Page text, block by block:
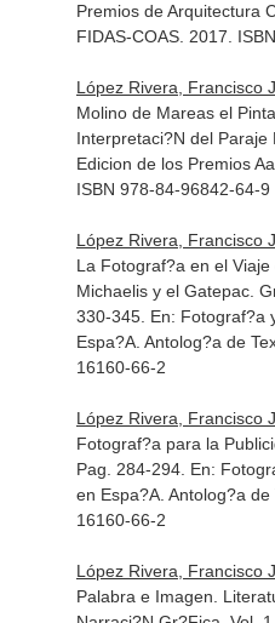
Premios de Arquitectura
FIDAS-COAS. 2017.
López Rivera, Francisco
Molino de Mareas el
Interpretaci?N del Paraje
Edicion de los Premios
ISBN 978-84-96842-64-9
López Rivera, Francisco
La Fotograf?a en el
Michaelis y el Gatepac.
330-345. En: Fotograf?a
Espa?A. Antolog?a de
16160-66-2
López Rivera, Francisco
Fotograf?a para la
Pag. 284-294. En:
en Espa?A. Antolog?a de
16160-66-2
López Rivera, Francisco
Palabra e Imagen.